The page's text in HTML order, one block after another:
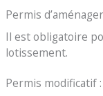
Permis
Il est obligatoire
lotissement.
Permis modificatif :